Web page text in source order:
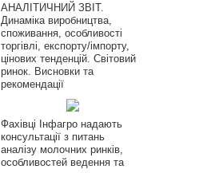
АНАЛІТИЧНИЙ ЗВІТ.
Динаміка виробництва,
споживання, особливості
торгівлі, експорту/імпорту,
цінових тенденцій. Світовий
ринок. Висновки та
рекомендації
Фахівці Інфагро надають
консультації з питань
аналізу молочних ринків,
особливостей ведення та